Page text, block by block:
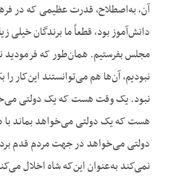
آن، به‌اصطلاح، قدرت عظیمی که در
دانش‌آموز بود، قطعاً ما برندگان خیلی
مجلس بفرستیم. همان‌طور که فرمودید
نبود. یک وقت هست که یک دولتی
هست که یک دولتی می‌خواهد بماند
دولتی می‌خواهد در جهت مردم قدم
نمی‌کند به‌عنوان این‌که شاه اخلال